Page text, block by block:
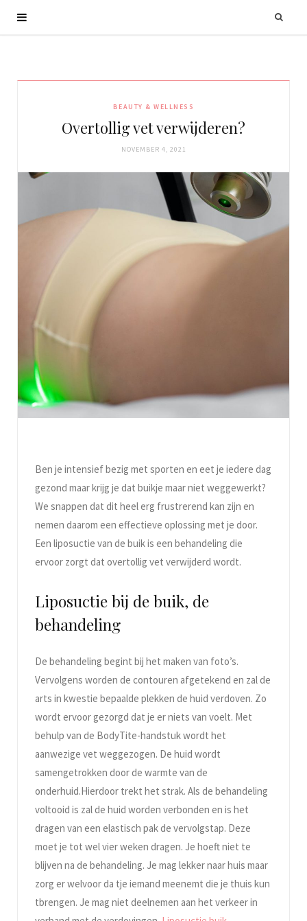
BEAUTY & WELLNESS
Overtollig vet verwijderen?
NOVEMBER 4, 2021
Ben je intensief bezig met sporten en eet je iedere dag
gezond maar krijg je dat buikje maar niet weggewerkt?
We snappen dat dit heel erg frustrerend kan zijn en
nemen daarom een effectieve oplossing met je door.
Een liposuctie van de buik is een behandeling die
ervoor zorgt dat overtollig vet verwijderd wordt.
Liposuctie bij de buik, de
behandeling
De behandeling begint bij het maken van foto’s.
Vervolgens worden de contouren afgetekend en zal de
arts in kwestie bepaalde plekken de huid verdoven. Zo
wordt ervoor gezorgd dat je er niets van voelt. Met
behulp van de BodyTite-handstuk wordt het
aanwezige vet weggezogen. De huid wordt
samengetrokken door de warmte van de
onderhuid.Hierdoor trekt het strak. Als de behandeling
voltooid is zal de huid worden verbonden en is het
dragen van een elastisch pak de vervolgstap. Deze
moet je tot wel vier weken dragen. Je hoeft niet te
blijven na de behandeling. Je mag lekker naar huis maar
zorg er welvoor da tje iemand meenemt die je thuis kun
tbrengen. Je mag niet deelnemen aan het verkeer in